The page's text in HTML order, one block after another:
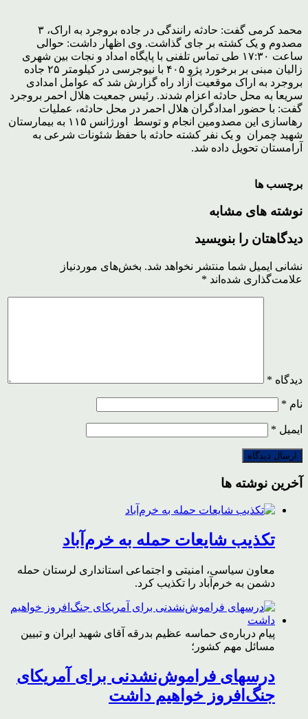
محمد کرمی گفت: حادثه رانندگی در جاده بروجرد به اراک، ۳
مصدوم و یک کشته بر جای گذاشت. وی اظهار داشت: حوالی
ساعت ۱۷:۳۰ طی تماس تلفنی با پایگاه امداد و نجات بین شهری
زالیان مبنی بر برخورد پژو ۴۰۵ با نیوجرسی در کیلومتر ۲۵ جاده
بروجرد به اراک موقعیت آزاد راه گزارش شد که عوامل امدادی
سریعا به محل حادثه اعزام شدند. رئیس جمعیت هلال احمر بروجرد
گفت: با حضور امدادگران هلال احمر در محل حادثه، عملیات
رهاسازی این مصدومین انجام و توسط اورژانس ۱۱۵ به بیمارستان
شهید چمران و یک نفر کشته حادثه با حفظ شئونات شرعی به
آرامستان تحویل داده شد.
برچسب ها
نوشته های مشابه
دیدگاهتان را بنویسید
نشانی ایمیل شما منتشر نخواهد شد. بخش‌های موردنیاز
علامت‌گذاری شده‌اند *
دیدگاه *
نام *
ایمیل *
آخرین نوشته ها
تکذیب شایعات حمله به خرم‌آباد
معاون سیاسی، امنیتی و اجتماعی استانداری لرستان حمله
دشمن به خرم‌آباد را تکذیب کرد.
پیام درباره‌ی حماسه عظیم بدرقه آقای شهید ایران و تبیین
مسائل مهم کشور؛
درسهای فراموش‌نشدنی برای آمریکای
جنگ‌افروز خواهیم داشت